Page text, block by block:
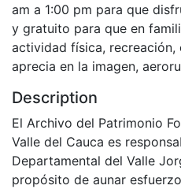
am a 1:00 pm para que
y gratuito para que en
actividad física,
aprecia en la imagen,
Description
El Archivo del Patrimonio
Valle del Cauca es
Departamental del Valle
propósito de aunar